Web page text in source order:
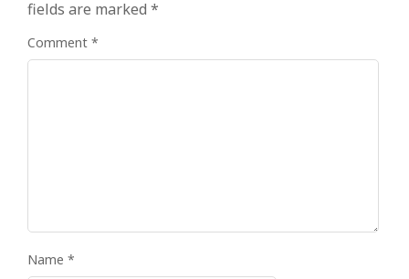
fields are marked *
Comment *
Name *